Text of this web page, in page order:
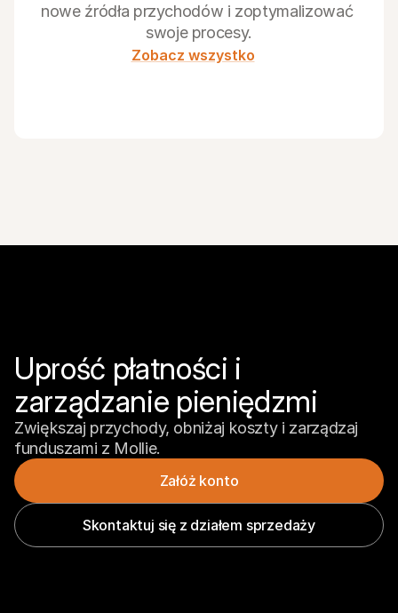
nowe źródła przychodów i zoptymalizować
swoje procesy.
Zobacz wszystko
Uprość płatności i
zarządzanie pieniędzmi
Zwiększaj przychody, obniżaj koszty i zarządzaj
funduszami z Mollie.
Załóż konto
Skontaktuj się z działem sprzedaży